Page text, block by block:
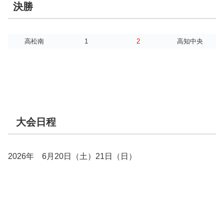
決勝
高松南 1 2 高知中央
大会日程
2026年 6月20日（土）21日（日）